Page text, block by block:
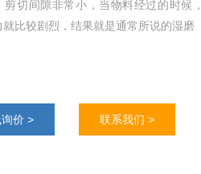
剪切间隙非常小，当物料经过的时候
就比较剧烈，结果就是通常所说的湿磨
价 > 联系我们 >